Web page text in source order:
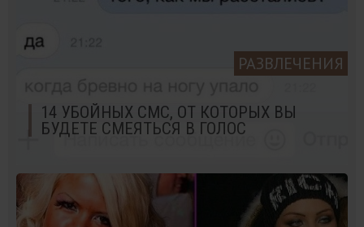
РАЗВЛЕЧЕНИЯ
14 УБОЙНЫХ СМС, ОТ КОТОРЫХ ВЫ
БУДЕТЕ СМЕЯТЬСЯ В ГОЛОС